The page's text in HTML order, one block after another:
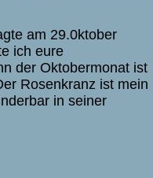
am 29.0ktober
ich eure
der Oktobermonat ist
Rosenkranz ist mein
in seiner